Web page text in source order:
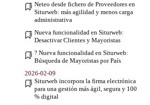
Neteo desde fichero de Proveedores en
Siturweb: más agilidad y menos carga
administrativa
Nueva funcionalidad en Siturweb:
Desactivar Clientes y Mayoristas
? Nueva funcionalidad en Siturweb:
Búsqueda de Mayoristas por País
2026-02-09
Siturweb incorpora la firma electrónica
para una gestión más ágil, segura y 100
% digital